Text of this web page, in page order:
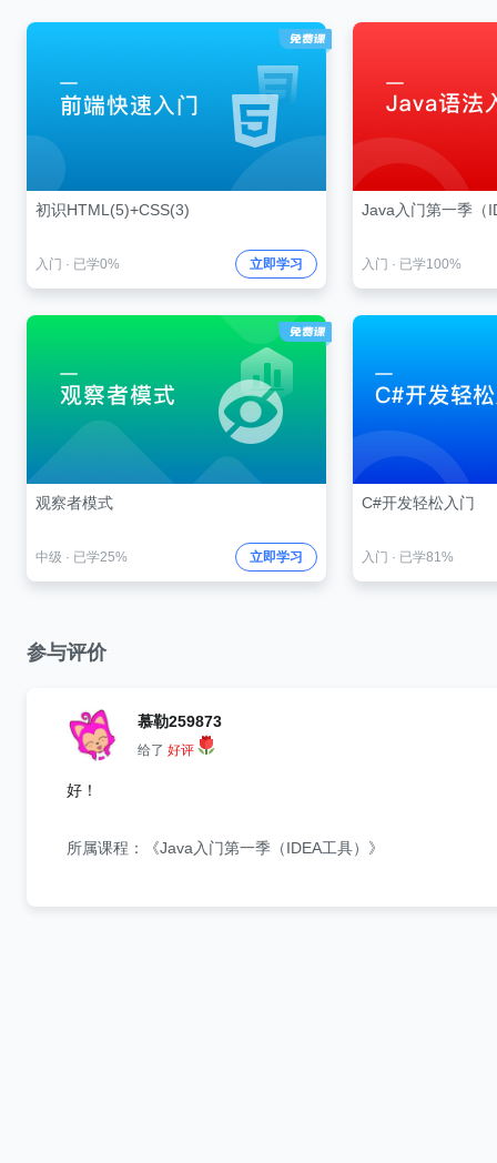
初识HTML(5)+CSS(3)
入门 · 已学0% 立即学习
Java入门第一季（
入门 · 已学100%
观察者模式
中级 · 已学25% 立即学习
C#开发轻松入门
入门 · 已学81%
参与评价
慕勒259873
给了 好评
好！
所属课程：《Java入门第一季（IDEA工具）》